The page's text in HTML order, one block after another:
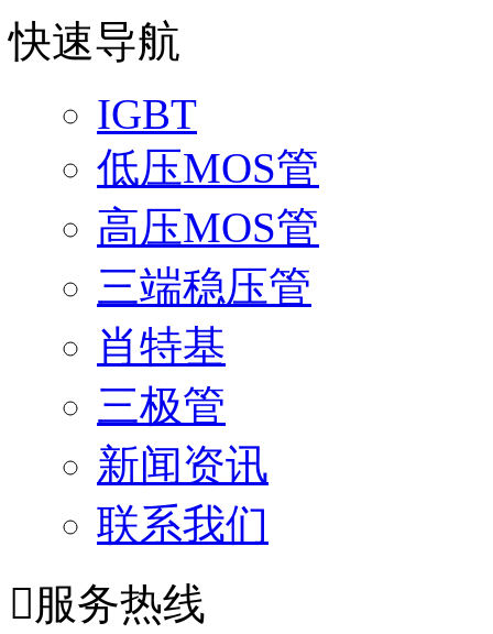
快速导航
IGBT
低压MOS管
高压MOS管
三端稳压管
肖特基
三极管
新闻资讯
联系我们
服务热线